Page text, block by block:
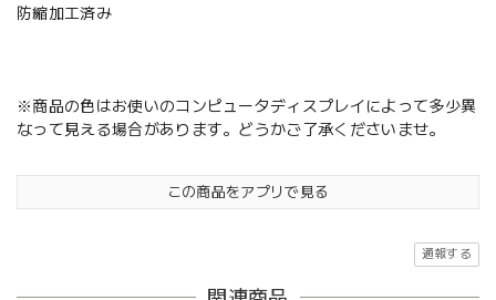
防縮加工済み
※商品の色はお使いのコンピュータディスプレイによって多少異
なって見える場合があります。どうかご了承くださいませ。
この商品をアプリで見る
通報する